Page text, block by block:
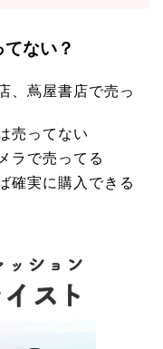
ない？
、蔦屋書店で売っ
売ってない
ラで売ってる
確実に購入できる